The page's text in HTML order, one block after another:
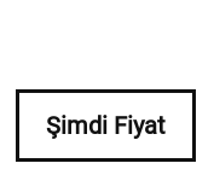
Şimdi Fiyat